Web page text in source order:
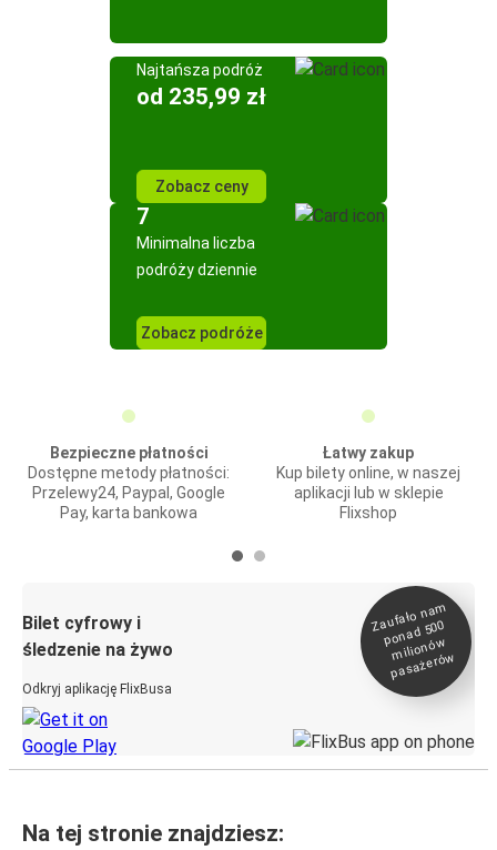
Najtańsza podróż
od 235,99 zł
Zobacz ceny
7
Minimalna liczba
podróży dziennie
Zobacz podróże
Bezpieczne płatności
Dostępne metody płatności:
Przelewy24, Paypal, Google
Pay, karta bankowa
Łatwy zakup
Kup bilety online, w naszej
aplikacji lub w sklepie
Flixshop
Bilet cyfrowy i
śledzenie na żywo
Odkryj aplikację FlixBusa
Zaufało na
m
ponad 500
milionó
w
pasażeró
w
Na tej stronie znajdziesz: